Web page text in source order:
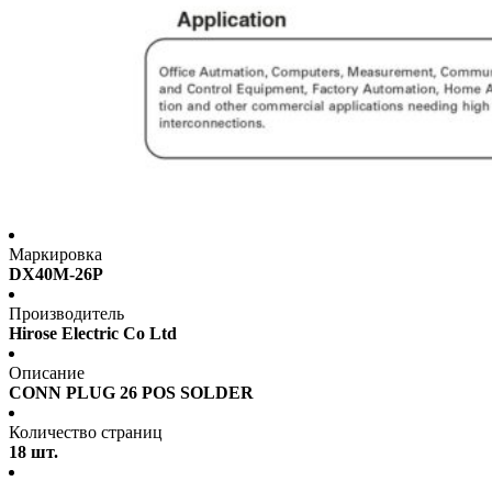
Маркировка
DX40M-26P
Производитель
Hirose Electric Co Ltd
Описание
CONN PLUG 26 POS SOLDER
Количество страниц
18 шт.